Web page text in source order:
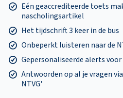
Eén geaccrediteerde toets
nascholingsartikel
Het tijdschrift 3 keer in de bus
Onbeperkt luisteren naar de
Gepersonaliseerde alerts
Antwoorden op al je vragen
NTVG'